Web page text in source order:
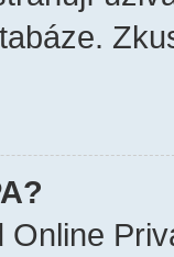
Online